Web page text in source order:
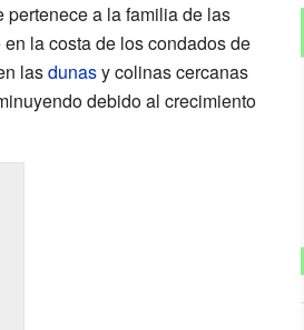
a la familia de las
la costa de los condados de
lasdunasy colinas cercanas
debido al crecimiento